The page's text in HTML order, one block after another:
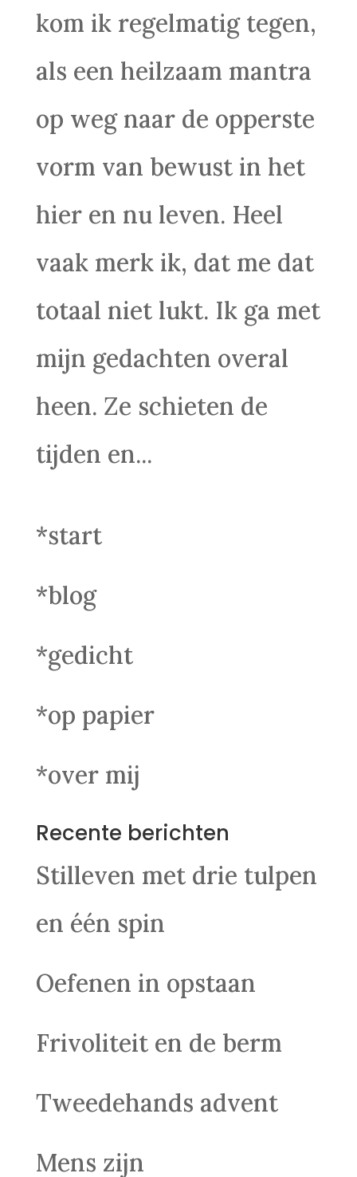
kom ik regelmatig tegen,
als een heilzaam mantra
op weg naar de opperste
vorm van bewust in het
hier en nu leven. Heel
vaak merk ik, dat me dat
totaal niet lukt. Ik ga met
mijn gedachten overal
heen. Ze schieten de
tijden en...
*start
*blog
*gedicht
*op papier
*over mij
Recente berichten
Stilleven met drie tulpen
en één spin
Oefenen in opstaan
Frivoliteit en de berm
Tweedehands advent
Mens zijn